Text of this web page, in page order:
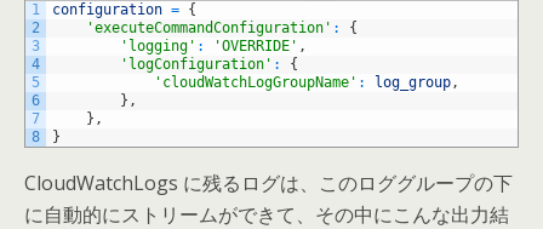
1
2
3
4
5
6
7
8
configuration = {
'executeCommandConfiguration' :
{
'logging' : 'OVERRIDE' ,
'logConfiguration' :
{
'cloudWatchLogGroupName' : log_group,
} ,
} ,
}
CloudWatchLogs に残るログは、このロググループの下
に自動的にストリームができて、その中にこんな出力結